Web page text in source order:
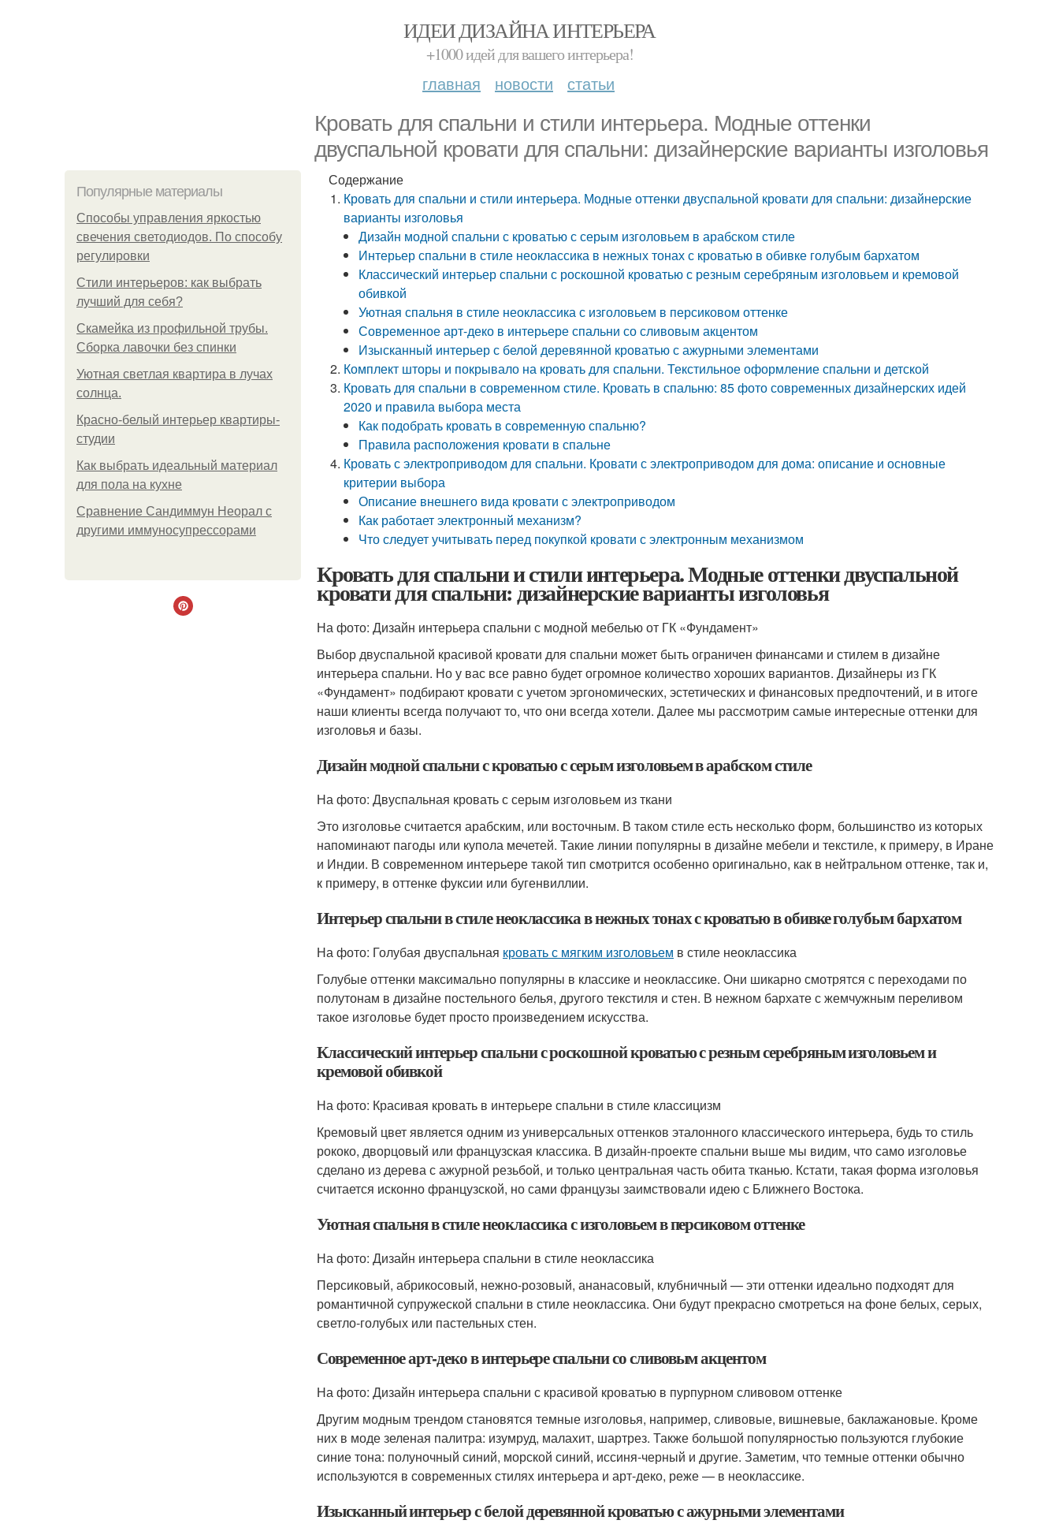
ИДЕИ ДИЗАЙНА ИНТЕРЬЕРА
+1000 идей для вашего интерьера!
главная новости статьи
Кровать для спальни и стили интерьера. Модные оттенки
двуспальной кровати для спальни: дизайнерские варианты изголовья
Популярные материалы
Способы управления яркостью
свечения светодиодов. По способу
регулировки
Стили интерьеров: как выбрать
лучший для себя?
Скамейка из профильной трубы.
Сборка лавочки без спинки
Уютная светлая квартира в лучах
солнца.
Красно-белый интерьер квартиры-
студии
Как выбрать идеальный материал
для пола на кухне
Сравнение Сандиммун Неорал с
другими иммуносупрессорами
Содержание
Кровать для спальни и стили интерьера. Модные оттенки двуспальной кровати для спальни: дизайнерские
варианты изголовья
Дизайн модной спальни с кроватью с серым изголовьем в арабском стиле
Интерьер спальни в стиле неоклассика в нежных тонах с кроватью в обивке голубым бархатом
Классический интерьер спальни с роскошной кроватью с резным серебряным изголовьем и кремовой
обивкой
Уютная спальня в стиле неоклассика с изголовьем в персиковом оттенке
Современное арт-деко в интерьере спальни со сливовым акцентом
Изысканный интерьер с белой деревянной кроватью с ажурными элементами
Комплект шторы и покрывало на кровать для спальни. Текстильное оформление спальни и детской
Кровать для спальни в современном стиле. Кровать в спальню: 85 фото современных дизайнерских идей
2020 и правила выбора места
Как подобрать кровать в современную спальню?
Правила расположения кровати в спальне
Кровать с электроприводом для спальни. Кровати с электроприводом для дома: описание и основные
критерии выбора
Описание внешнего вида кровати с электроприводом
Как работает электронный механизм?
Что следует учитывать перед покупкой кровати с электронным механизмом
Кровать для спальни и стили интерьера. Модные оттенки двуспальной
кровати для спальни: дизайнерские варианты изголовья
На фото: Дизайн интерьера спальни с модной мебелью от ГК «Фундамент»
Выбор двуспальной красивой кровати для спальни может быть ограничен финансами и стилем в дизайне
интерьера спальни. Но у вас все равно будет огромное количество хороших вариантов. Дизайнеры из ГК
«Фундамент» подбирают кровати с учетом эргономических, эстетических и финансовых предпочтений, и в итоге
наши клиенты всегда получают то, что они всегда хотели. Далее мы рассмотрим самые интересные оттенки для
изголовья и базы.
Дизайн модной спальни с кроватью с серым изголовьем в арабском стиле
На фото: Двуспальная кровать с серым изголовьем из ткани
Это изголовье считается арабским, или восточным. В таком стиле есть несколько форм, большинство из которых
напоминают пагоды или купола мечетей. Такие линии популярны в дизайне мебели и текстиле, к примеру, в Иране
и Индии. В современном интерьере такой тип смотрится особенно оригинально, как в нейтральном оттенке, так и,
к примеру, в оттенке фуксии или бугенвиллии.
Интерьер спальни в стиле неоклассика в нежных тонах с кроватью в обивке голубым бархатом
На фото: Голубая двуспальная кровать с мягким изголовьем в стиле неоклассика
Голубые оттенки максимально популярны в классике и неоклассике. Они шикарно смотрятся с переходами по
полутонам в дизайне постельного белья, другого текстиля и стен. В нежном бархате с жемчужным переливом
такое изголовье будет просто произведением искусства.
Классический интерьер спальни с роскошной кроватью с резным серебряным изголовьем и
кремовой обивкой
На фото: Красивая кровать в интерьере спальни в стиле классицизм
Кремовый цвет является одним из универсальных оттенков эталонного классического интерьера, будь то стиль
рококо, дворцовый или французская классика. В дизайн-проекте спальни выше мы видим, что само изголовье
сделано из дерева с ажурной резьбой, и только центральная часть обита тканью. Кстати, такая форма изголовья
считается исконно французской, но сами французы заимствовали идею с Ближнего Востока.
Уютная спальня в стиле неоклассика с изголовьем в персиковом оттенке
На фото: Дизайн интерьера спальни в стиле неоклассика
Персиковый, абрикосовый, нежно-розовый, ананасовый, клубничный — эти оттенки идеально подходят для
романтичной супружеской спальни в стиле неоклассика. Они будут прекрасно смотреться на фоне белых, серых,
светло-голубых или пастельных стен.
Современное арт-деко в интерьере спальни со сливовым акцентом
На фото: Дизайн интерьера спальни с красивой кроватью в пурпурном сливовом оттенке
Другим модным трендом становятся темные изголовья, например, сливовые, вишневые, баклажановые. Кроме
них в моде зеленая палитра: изумруд, малахит, шартрез. Также большой популярностью пользуются глубокие
синие тона: полуночный синий, морской синий, иссиня-черный и другие. Заметим, что темные оттенки обычно
используются в современных стилях интерьера и арт-деко, реже — в неоклассике.
Изысканный интерьер с белой деревянной кроватью с ажурными элементами